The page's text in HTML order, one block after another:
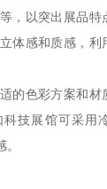
，以突出展品特
体感和质感，利
的色彩方案和材
技展馆可采用